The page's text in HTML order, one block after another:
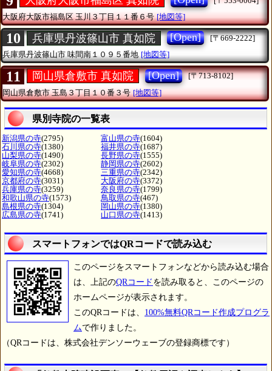
大阪府大阪市福島区玉川３丁目１１番６号 [地図等]
10 兵庫県丹波篠山市 真如院 [Open]
[〒669-2222]
兵庫県丹波篠山市味間南１０９５番地 [地図等]
11 岡山県倉敷市 真如院 [Open]
[〒713-8102]
岡山県倉敷市玉島３丁目１０番３号 [地図等]
県別寺院の一覧表
新潟県の寺(2795) 富山県の寺(1604)
石川県の寺(1380) 福井県の寺(1687)
山梨県の寺(1490) 長野県の寺(1555)
岐阜県の寺(2302) 静岡県の寺(2602)
愛知県の寺(4668) 三重県の寺(2342)
京都府の寺(3031) 大阪府の寺(3372)
兵庫県の寺(3259) 奈良県の寺(1799)
和歌山県の寺(1573) 鳥取県の寺(467)
島根県の寺(1304) 岡山県の寺(1380)
広島県の寺(1741) 山口県の寺(1413)
スマートフォンではQRコードで読み込む
このページをスマートフォンなどから読み込む場合
は、上記のQRコード を読み取ると、このページの
ホームページが表示されます。
このQRコードは、 100%無料QRコード作成プログラ
ムで作りました。
（QRコードは、株式会社デンソーウェーブの登録商標です）